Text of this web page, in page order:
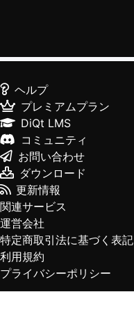
ヘルプ
プレミアムプラン
DiQt LMS
コミュニティ
お問い合わせ
ダウンロード
更新情報
関連サービス
運営会社
特定商取引法に基づく表記
利用規約
プライバシーポリシー